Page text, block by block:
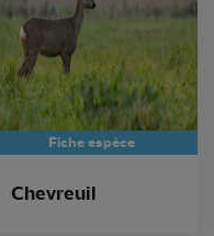
Fiche espèce
Chevreuil